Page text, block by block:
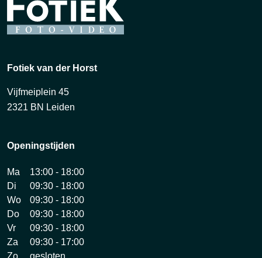
Fotiek van der Horst
Vijfmeiplein 45
2321 BN Leiden
Openingstijden
Ma
13:00 - 18:00
Di
09:30 - 18:00
Wo
09:30 - 18:00
Do
09:30 - 18:00
Vr
09:30 - 18:00
Za
09:30 - 17:00
Zo
gesloten